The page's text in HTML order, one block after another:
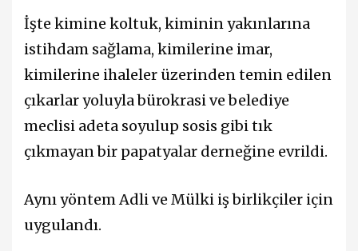
İşte kimine koltuk, kiminin yakınlarına
istihdam sağlama, kimilerine imar,
kimilerine ihaleler üzerinden temin edilen
çıkarlar yoluyla bürokrasi ve belediye
meclisi adeta soyulup sosis gibi tık
çıkmayan bir papatyalar derneğine evrildi.
Aynı yöntem Adli ve Mülki iş birlikçiler için
uygulandı.